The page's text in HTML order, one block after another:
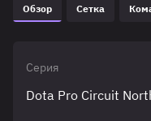
Обзор Сетка
Серия